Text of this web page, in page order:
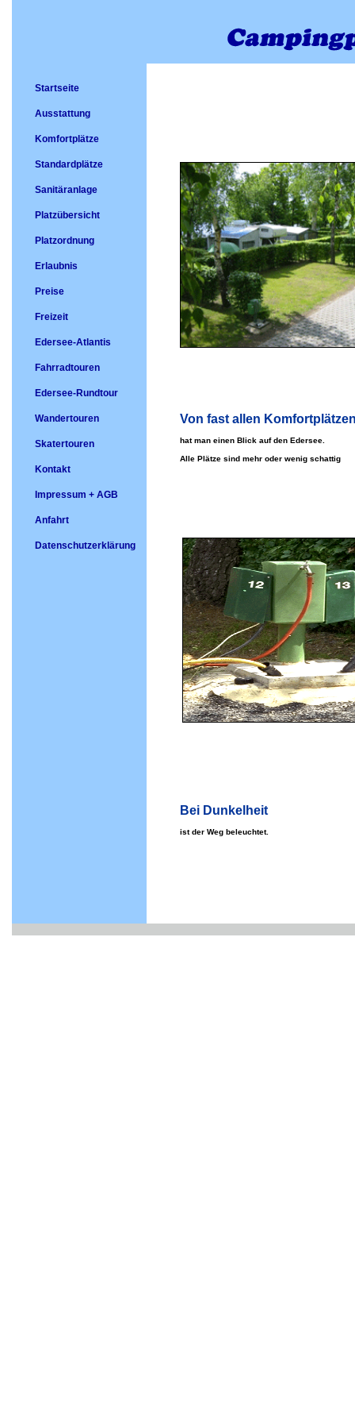
Startseite
Ausstattung
Komfortplätze
Standardplätze
Sanitäranlage
Platzübersicht
Platzordnung
Erlaubnis
Preise
Freizeit
Edersee-Atlantis
Fahrradtouren
Edersee-Rundtour
Wandertouren
Skatertouren
Kontakt
Impressum + AGB
Anfahrt
Datenschutzerklärung
Von fast allen
hat man einen Blick auf den Edersee.
Alle Plätze sind mehr oder wenig schattig
Bei Dunkelheit
ist der Weg beleuchtet.